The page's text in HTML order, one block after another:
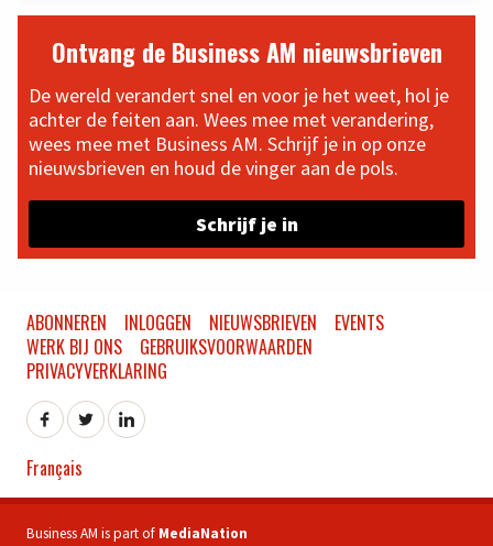
Ontvang de Business AM nieuwsbrieven
De wereld verandert snel en voor je het weet, hol je
achter de feiten aan. Wees mee met verandering,
wees mee met Business AM. Schrijf je in op onze
nieuwsbrieven en houd de vinger aan de pols.
Schrijf je in
ABONNEREN INLOGGEN NIEUWSBRIEVEN
EVENTS
WERK BIJ ONS
GEBRUIKSVOORWAARDEN
PRIVACYVERKLARING
Français
Business AM is part of MediaNation